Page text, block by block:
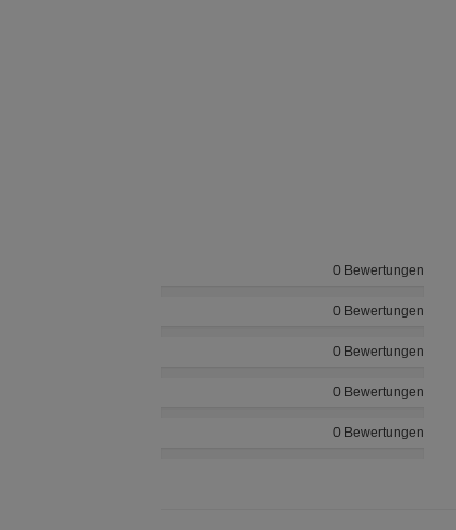
0 Bewertungen
0 Bewertungen
0 Bewertungen
0 Bewertungen
0 Bewertungen